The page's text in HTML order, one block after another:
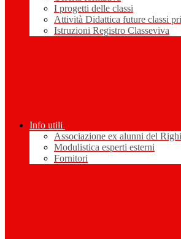
I progetti delle classi
Attività Didattica future classi
Istruzioni Registro Classeviva
Info utili
Associazione ex alunni del Righi
Modulistica esperti esterni
Fornitori